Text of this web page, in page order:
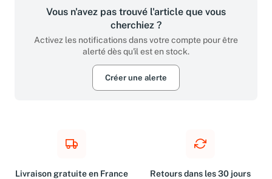
Vous n'avez pas trouvé l'article que vous
cherchiez ?
Activez les notifications dans votre compte pour être
alerté dès qu'il est en stock.
Créer une alerte
Livraison gratuite en France
Retours dans les 30 jours